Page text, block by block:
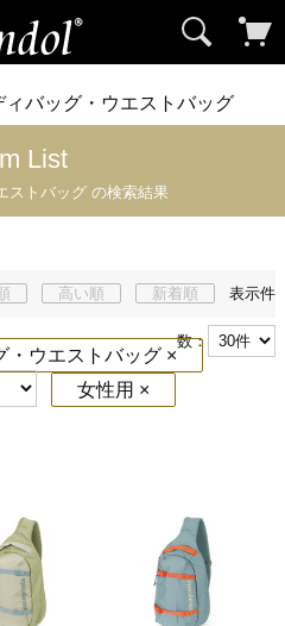
ィバッグ・ウエストバッグ
List
ストバッグ の検索結果
高い順 新着順 表示件
数：
・ウエストバッグ ×
女性用 ×